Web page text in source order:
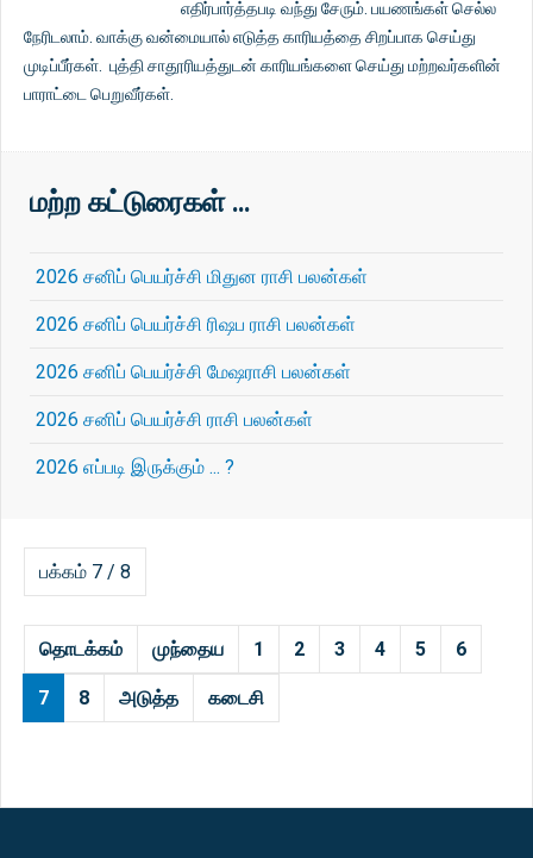
எதிர்பார்த்தபடி வந்து சேரும். பயணங்கள் செல்ல
நேரிடலாம். வாக்கு வன்மையால் எடுத்த காரியத்தை சிறப்பாக செய்து
முடிப்பீர்கள். புத்தி சாதூரியத்துடன் காரியங்களை செய்து மற்றவர்களின்
பாராட்டை பெறுவீர்கள்.
மற்ற கட்டுரைகள் …
2026 சனிப் பெயர்ச்சி மிதுன ராசி பலன்கள்
2026 சனிப் பெயர்ச்சி ரிஷப ராசி பலன்கள்
2026 சனிப் பெயர்ச்சி மேஷராசி பலன்கள்
2026 சனிப் பெயர்ச்சி ராசி பலன்கள்
2026 எப்படி இருக்கும் ... ?
பக்கம் 7 / 8
தொடக்கம் முந்தைய 1 2 3 4 5 6
7 8 அடுத்த கடைசி